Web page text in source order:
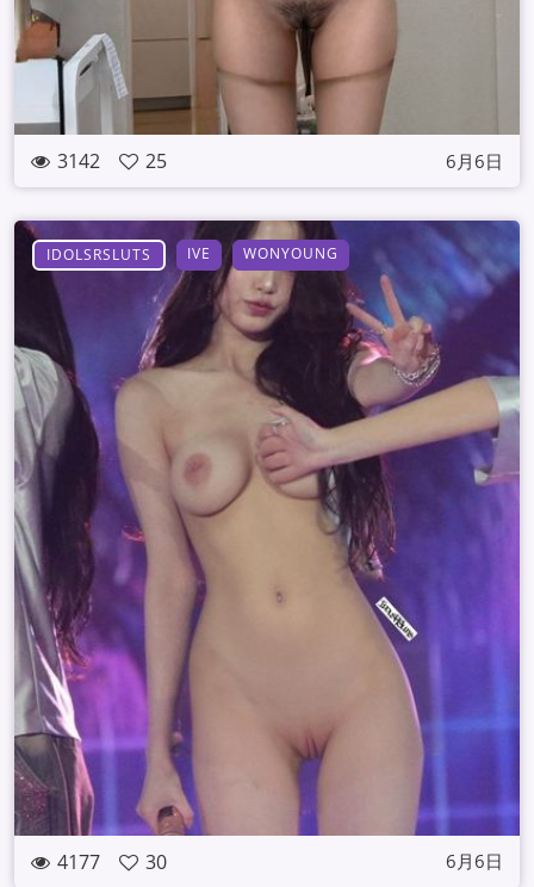
3142 25 6月6日
IDOLSRSLUTS IVE WONYOUNG
4177 30 6月6日